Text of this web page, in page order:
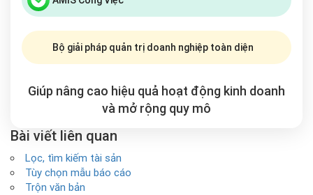
Bộ giải pháp quản trị doanh nghiệp toàn diện
Giúp nâng cao hiệu quả hoạt động kinh doanh
và mở rộng quy mô
Bài viết liên quan
Lọc, tìm kiếm tài sản
Tùy chọn mẫu báo cáo
Trộn văn bản